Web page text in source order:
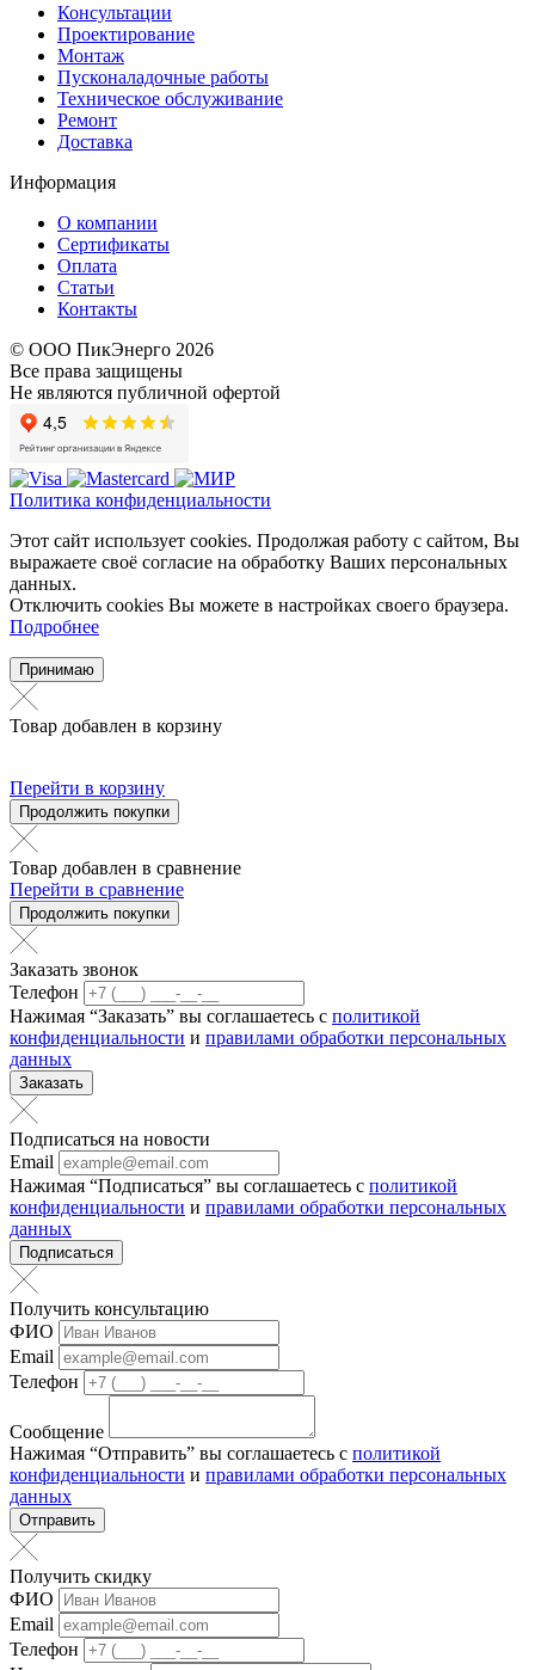
Консультации
Проектирование
Монтаж
Пусконаладочные работы
Техническое обслуживание
Ремонт
Доставка
Информация
О компании
Сертификаты
Оплата
Статьи
Контакты
© ООО ПикЭнерго 2026
Все права защищены
Не являются публичной офертой
Политика конфиденциальности
Этот сайт использует cookies. Продолжая работу с сайтом, Вы
выражаете своё согласие на обработку Ваших персональных
данных.
Отключить cookies Вы можете в настройках своего браузера.
Подробнее
Принимаю
Товар добавлен в корзину
Перейти в корзину
Продолжить покупки
Товар добавлен в сравнение
Перейти в сравнение
Продолжить покупки
Заказать звонок
Телефон
Нажимая “Заказать” вы соглашаетесь с политикой
конфиденциальности и правилами обработки персональных
данных
Заказать
Подписаться на новости
Email
Нажимая “Подписаться” вы соглашаетесь с политикой
конфиденциальности и правилами обработки персональных
данных
Подписаться
Получить консультацию
ФИО
Email
Телефон
Сообщение
Нажимая “Отправить” вы соглашаетесь с политикой
конфиденциальности и правилами обработки персональных
данных
Отправить
Получить скидку
ФИО
Email
Телефон